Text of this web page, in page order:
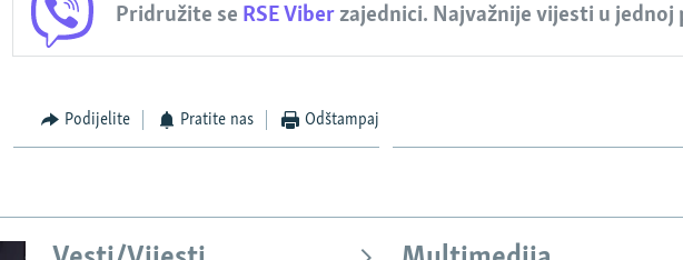
Pridružite se RSE Viberzajednici. Najvažnije vijesti u jednoj
Podijelite Pratite nas Odštampaj